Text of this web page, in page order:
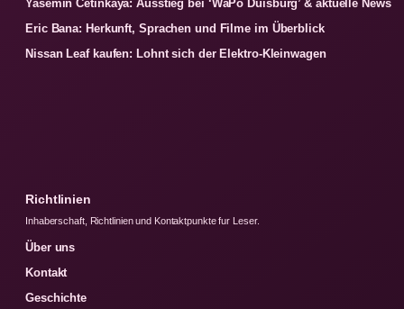
Yasemin Cetinkaya: Ausstieg bei ‘WaPo Duisburg’ & aktuelle News
Eric Bana: Herkunft, Sprachen und Filme im Überblick
Nissan Leaf kaufen: Lohnt sich der Elektro-Kleinwagen
Richtlinien
Inhaberschaft, Richtlinien und Kontaktpunkte fur Leser.
Über uns
Kontakt
Geschichte